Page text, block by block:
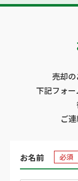
売却の
下記フォー
ご
お名前 必須